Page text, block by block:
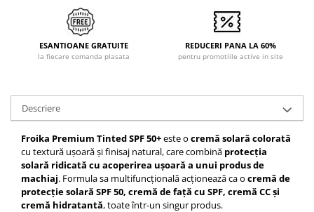
ESANTIOANE GRATUITE
la fiecare comanda plasata
REDUCERI PANA LA 60%
pentru promotiile active in site
Descriere
Froika Premium Tinted SPF 50+este o cremă solară colorată
cu textură ușoară și finisaj natural, care combină protecția
solară ridicată cu acoperirea ușoară a unui produs de
machiaj. Formula sa multifuncțională acționează ca o cremă de
protecție solară SPF 50, cremă de față cu SPF, cremă CC și
cremă hidratantă, toate într-un singur produs.